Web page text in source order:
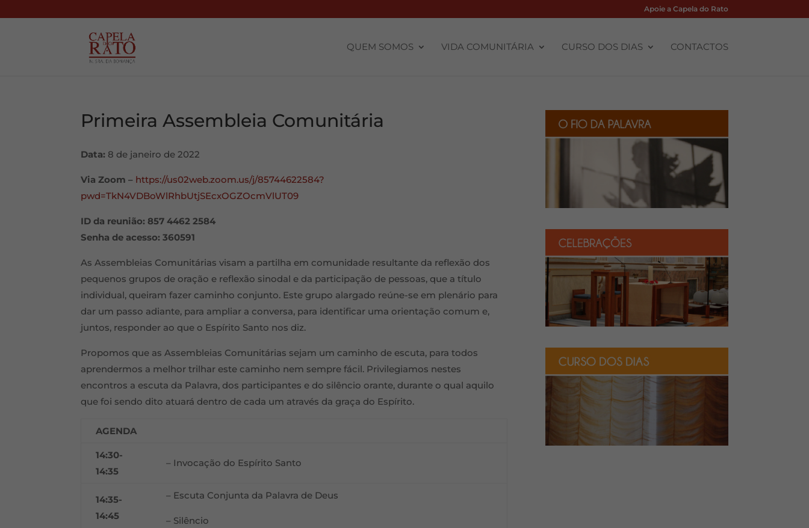
Apoie a Capela do Rato
QUEM SOMOS VIDA COMUNITÁRIA CURSO DOS DIAS CONTACTOS
Primeira Assembleia Comunitária
Data: 8 de janeiro de 2022
Via Zoom – https://us02web.zoom.us/j/85744622584?
pwd=TkN4VDBoWlRhbUtjSEcxOGZOcmVlUT09
ID da reunião: 857 4462 2584
Senha de acesso: 360591
As Assembleias Comunitárias visam a partilha em comunidade resultante da reflexão dos
pequenos grupos de oração e reflexão sinodal e da participação de pessoas, que a título
individual, queiram fazer caminho conjunto. Este grupo alargado reúne-se em plenário para
dar um passo adiante, para ampliar a conversa, para identificar uma orientação comum e,
juntos, responder ao que o Espírito Santo nos diz.
Propomos que as Assembleias Comunitárias sejam um caminho de escuta, para todos
aprendermos a melhor trilhar este caminho nem sempre fácil. Privilegiamos nestes
encontros a escuta da Palavra, dos participantes e do silêncio orante, durante o qual aquilo
que foi sendo dito atuará dentro de cada um através da graça do Espírito.
AGENDA
14:30-
14:35
– Invocação do Espírito Santo
14:35-
14:45
– Escuta Conjunta da Palavra de Deus
– Silêncio